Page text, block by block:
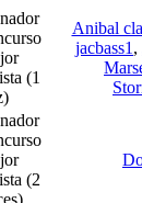
(1
Anibal
jacbass1 ,
(2